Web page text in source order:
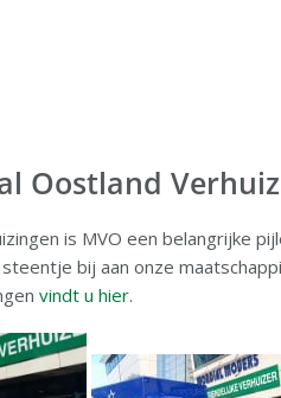
Oostland
is MVO een belangrijke
bij aan onze
vindt u hier.